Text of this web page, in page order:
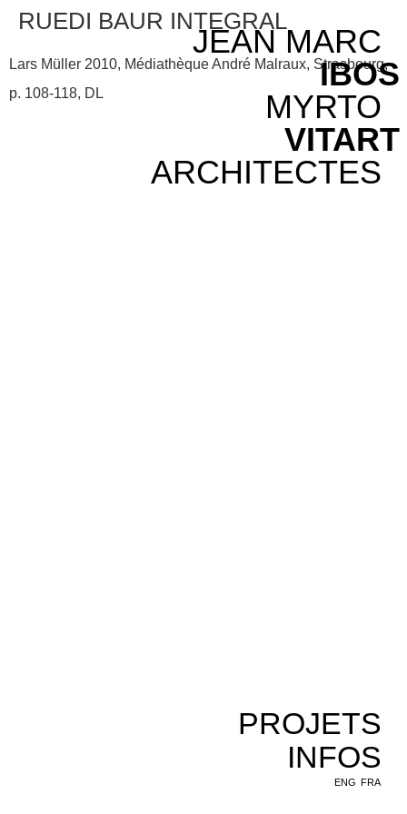
JEAN MARC
IBOS
MYRTO
VITART
ARCHITECTES
PROJETS
INFOS
ENG FRA
RUEDI BAUR INTEGRAL
Lars Müller 2010, Médiathèque André Malraux, Strasbourg,
p. 108-118, DL